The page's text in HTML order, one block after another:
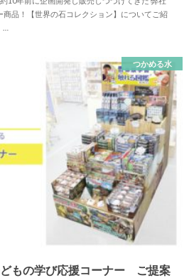
品！【世界の石コレクション】についてご紹
つかめる水
もの学び応援コーナー ご提案